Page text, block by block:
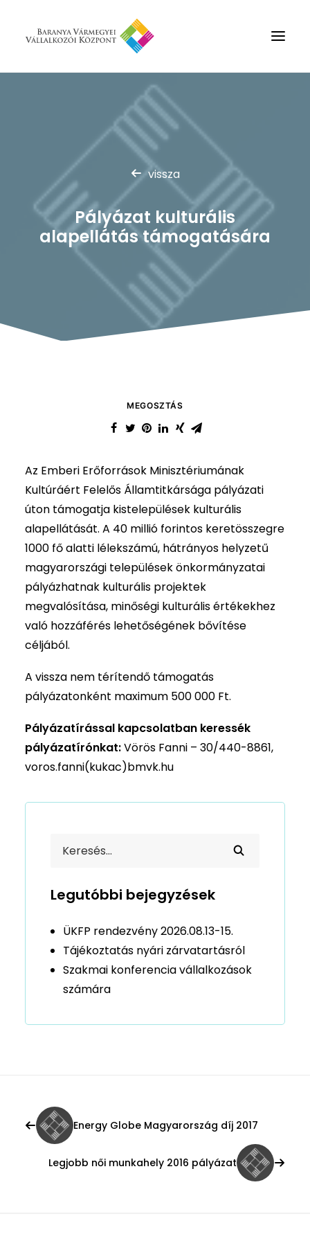
Rólunk
Szolgáltatások
Hírek
Partnerek
Kapcsolat
Keresés
vissza
Pályázat kulturális
alapellátás támogatására
MEGOSZTÁS
Az Emberi Erőforrások Minisztériumának
Kultúráért Felelős Államtitkársága pályázati
úton támogatja kistelepülések kulturális
alapellátását. A 40 millió forintos keretösszegre
1000 fő alatti lélekszámú, hátrányos helyzetű
magyarországi települések önkormányzatai
pályázhatnak kulturális projektek
megvalósítása, minőségi kulturális értékekhez
való hozzáférés lehetőségének bővítése
céljából.
A vissza nem térítendő támogatás
pályázatonként maximum 500 000 Ft.
Pályázatírással kapcsolatban keressék
pályázatírónkat:Vörös Fanni – 30/440-8861,
voros.fanni(kukac)bmvk.hu
Legutóbbi bejegyzések
ÜKFP rendezvény 2026.08.13-15.
Tájékoztatás nyári zárvatartásról
Szakmai konferencia vállalkozások
számára
Energy Globe Magyarország díj 2017
Legjobb női munkahely 2016 pályázat